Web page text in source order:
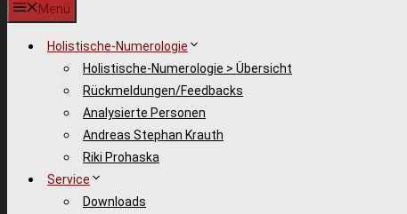
Menü
Holistische-Numerologie
Holistische-Numerologie > Übersicht
Rückmeldungen/Feedbacks
Analysierte Personen
Andreas Stephan Krauth
Riki Prohaska
Service
Downloads